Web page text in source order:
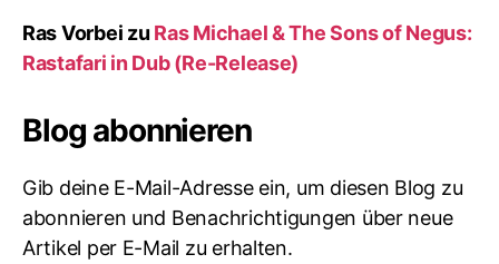
Ras Vorbei zu Ras Michael & The Sons of Negus:
Rastafari in Dub (Re-Release)
Blog abonnieren
Gib deine E-Mail-Adresse ein, um diesen Blog zu
abonnieren und Benachrichtigungen über neue
Artikel per E-Mail zu erhalten.